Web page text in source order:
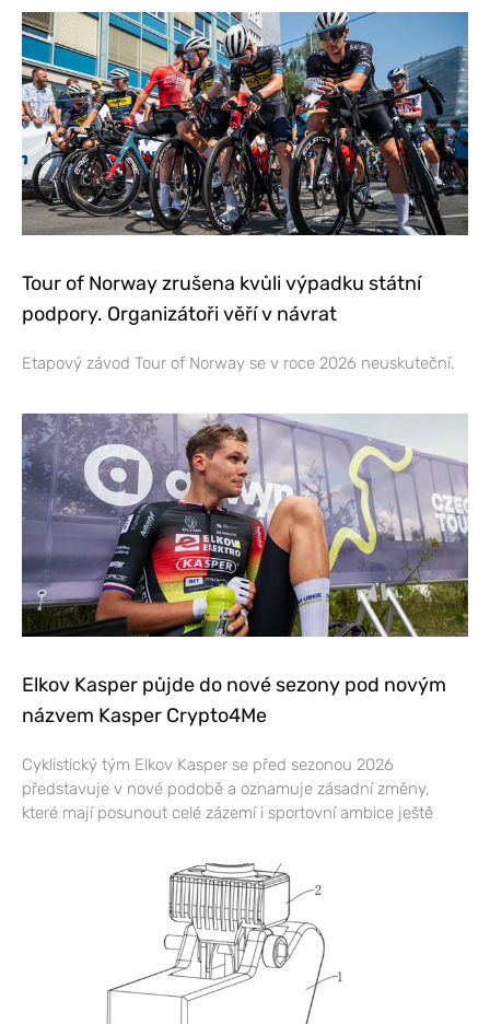
Tour of Norway zrušena kvůli výpadku státní
podpory. Organizátoři věří v návrat
Etapový závod Tour of Norway se v roce 2026 neuskuteční.
Elkov Kasper půjde do nové sezony pod novým
názvem Kasper Crypto4Me
Cyklistický tým Elkov Kasper se před sezonou 2026
představuje v nové podobě a oznamuje zásadní změny,
které mají posunout celé zázemí i sportovní ambice ještě